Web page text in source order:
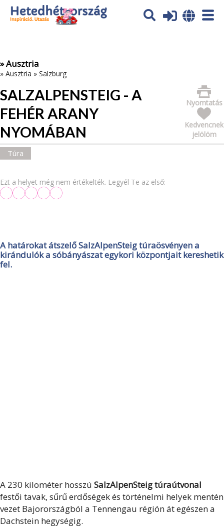
Az oldal sütiket (cookies) használ. További tájékoztatás itt:
Adatvédelmi tájékoztató
» Ausztria
» Ausztria » Salzburg
SALZALPENSTEIG - A
FEHÉR ARANY
NYOMÁBAN
Nyomtatás
Kedvencnek
jelölöm
Túra
Ezt a helyet még nem értékelték. Legyél Te az első:
A határokat átszelő SalzAlpenSteig túraösvényen a
kirándulók a sóbányászat egykori központjait kereshetik
fel.
A 230 kilométer hosszú SalzAlpenSteig túraútvonal
festői tavak, sűrű erdőségek és történelmi helyek mentén
vezet Bajorországból a Tennengau régión át egészen a
Dachstein hegységig.